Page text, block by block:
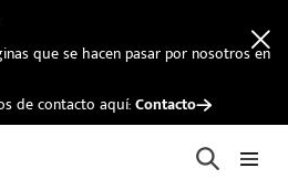
que se hacen pasar por nosotros en
de contacto aquí:Contacto